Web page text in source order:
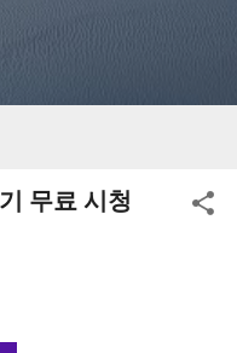
무료 시청